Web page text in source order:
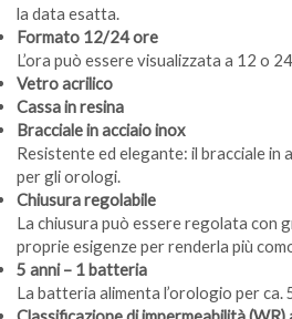
la data esatta.
Formato 12/24 ore
L’ora può essere visualizzata a 12 o
Vetro acrilico
Cassa in resina
Bracciale in acciaio inox
Resistente ed elegante: il bracciale in
per gli orologi.
Chiusura regolabile
La chiusura può essere regolata con
proprie esigenze per renderla più
5 anni – 1 batteria
La batteria alimenta l’orologio per ca.